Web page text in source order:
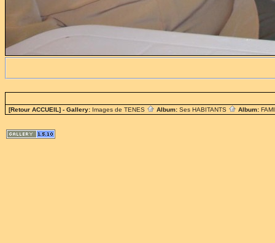
[Retour ACCUEIL] - Gallery: Images de TENES Album: Ses HABITANTS Album: